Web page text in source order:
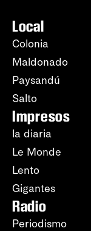
Local
Colonia
Maldonado
Paysandú
Salto
Impresos
la diaria
Le Monde
Lento
Gigantes
Radio
Periodismo